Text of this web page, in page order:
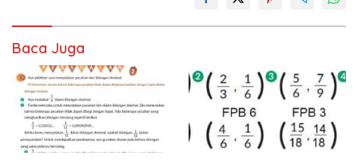
Baca Juga